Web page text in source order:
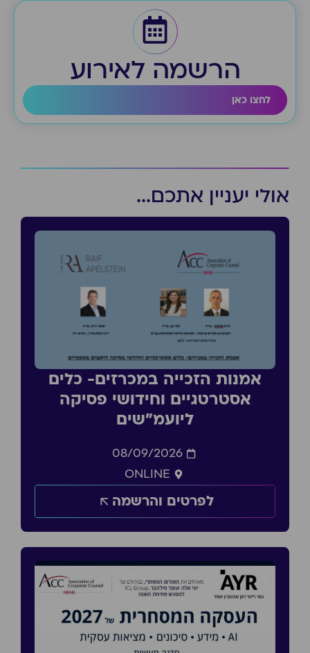
הרשמה לאירוע
לחצו כאן
אולי יעניין אתכם...
אמנות הזכייה במכרזים- כלים
אסטרטגיים וחידושי פסיקה
ליועמ״שים
08/09/2026
ONLINE
לפרטים והרשמה